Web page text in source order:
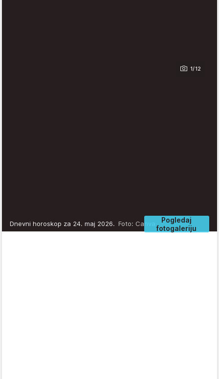
1/12
Pogledaj
fotogaleriju
Dnevni horoskop za 24. maj 2026. Foto: Canva